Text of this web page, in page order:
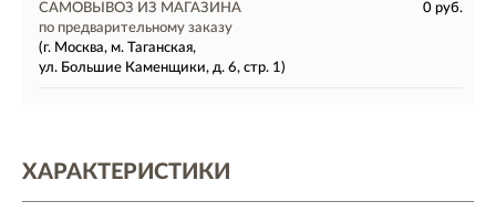
САМОВЫВОЗ ИЗ МАГАЗИНА
0 руб.
по предварительному заказу
(г. Москва, м. Таганская,
ул. Большие Каменщики, д. 6, стр. 1)
ХАРАКТЕРИСТИКИ